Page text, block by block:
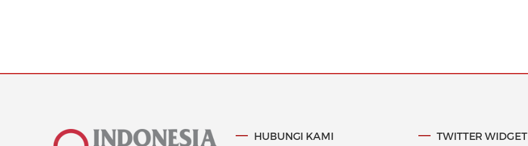
HUBUNGI KAMI TWITTER WIDGET